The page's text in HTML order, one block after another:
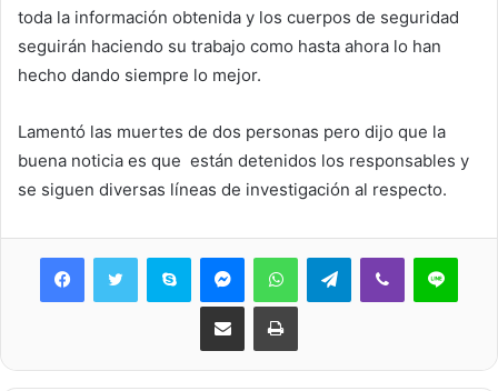
toda la información obtenida y los cuerpos de seguridad
seguirán haciendo su trabajo como hasta ahora lo han
hecho dando siempre lo mejor.
Lamentó las muertes de dos personas pero dijo que la
buena noticia es que están detenidos los responsables y
se siguen diversas líneas de investigación al respecto.
Skype MessengerWhatsAppTelegramViber Line
Share via Email Print